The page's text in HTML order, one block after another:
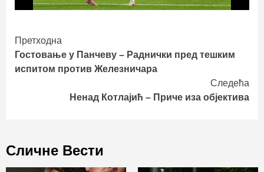
Continue
Reading
Претходна
Гостовање у Панчеву – Раднички пред тешким
испитом против Железничара
Следећа
Ненад Котлајић – Приче иза објектива
Сличне Вести